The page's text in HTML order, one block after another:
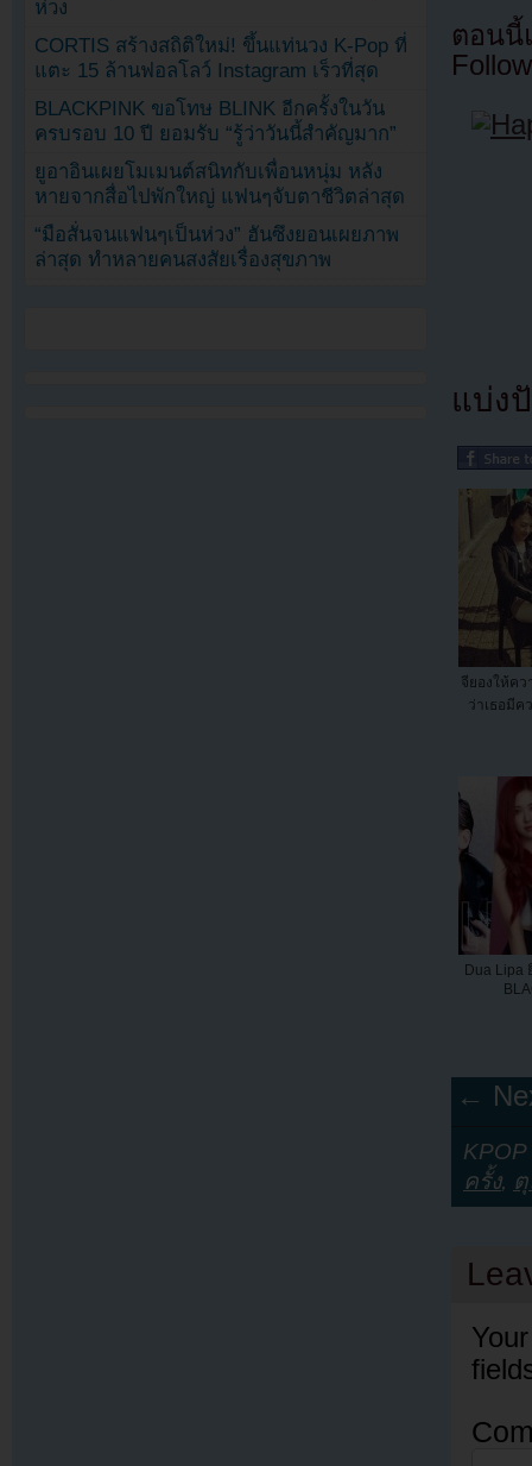
ตอนนี้
แบ่ง
จียองให้ค
ว่าเธอมีค
Dua Lipa
←
ครั้ง,
ห่วง
CORTIS สร้างสถิติใหม่! ขึ้นแท่นวง K-Pop ที่
แตะ 15 ล้านฟอลโลว์ Instagram เร็วที่สุด
BLACKPINK ขอโทษ BLINK อีกครั้งในวัน
ครบรอบ 10 ปี ยอมรับ “รู้ว่าวันนี้สำคัญมาก”
ยูอาอินเผยโมเมนต์สนิทกับเพื่อนหนุ่ม หลัง
หายจากสื่อไปพักใหญ่ แฟนๆจับตาชีวิตล่าสุด
“มือสั่นจนแฟนๆเป็นห่วง” ฮันซึงยอนเผยภาพ
ล่าสุด ทำหลายคนสงสัยเรื่องสุขภาพ